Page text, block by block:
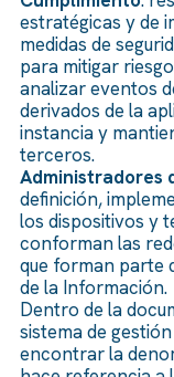
estratégicas y de
medidas de
para mitigar
analizar eventos
derivados de la
instancia y
terceros.
Administradores
definición,
los dispositivos y
conforman las
que forman parte
de la Información.
Dentro de la
sistema de
encontrar la